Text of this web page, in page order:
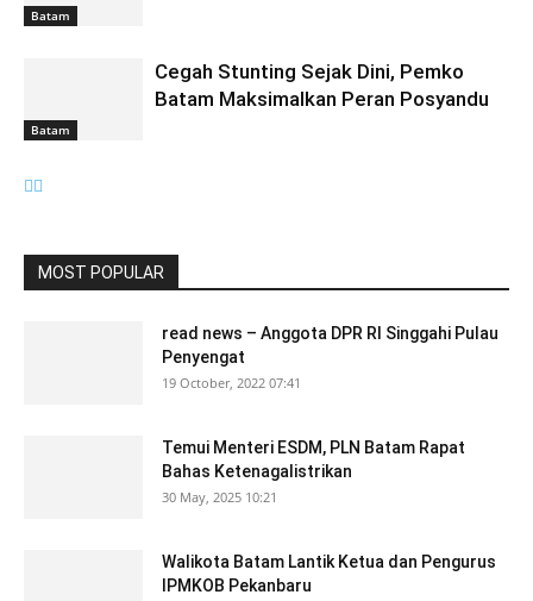
Batam
Batam
Cegah Stunting Sejak Dini, Pemko
Batam Maksimalkan Peran Posyandu
MOST POPULAR
read news – Anggota DPR RI Singgahi Pulau
Penyengat
19 October, 2022 07:41
Temui Menteri ESDM, PLN Batam Rapat
Bahas Ketenagalistrikan
30 May, 2025 10:21
Walikota Batam Lantik Ketua dan Pengurus
IPMKOB Pekanbaru